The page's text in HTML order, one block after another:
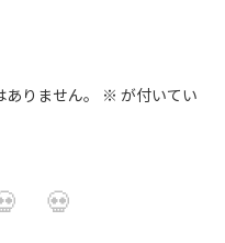
りません。 ※ が付いてい